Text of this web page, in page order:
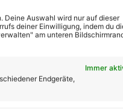
Deine Auswahl wird nur auf dieser
deiner Einwilligung, indem du
am unteren
Immer
Endgeräte,
doch keiner freiwillig
neue Songs und einige
wieder alle Register
Herzens-Momente.